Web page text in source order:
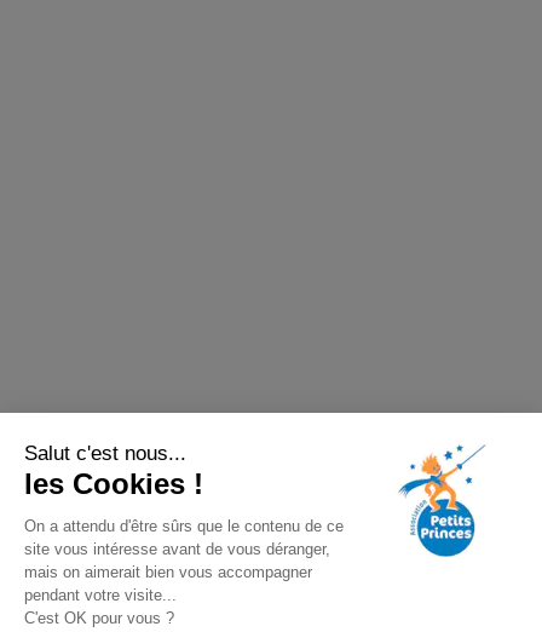
Salut c'est nous...
les Cookies !
On a attendu d'être sûrs que le contenu de ce
site vous intéresse avant de vous déranger,
mais on aimerait bien vous accompagner
pendant votre visite...
C'est OK pour vous ?